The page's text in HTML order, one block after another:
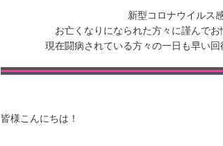
k
新型コロナウイルス
お亡くなりになられた方々に謹んでお
現在闘病されている方々の一日も早い回
皆様こんにちは！